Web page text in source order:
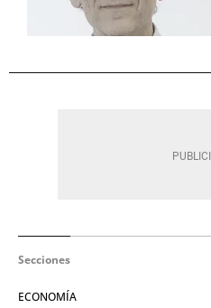
Secciones
ECONOMÍA